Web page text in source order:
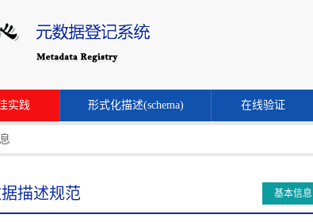
实践 形式化描述(schema) 在线验证
描述规范 基本信息